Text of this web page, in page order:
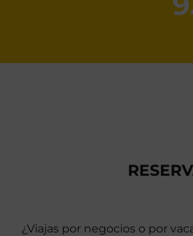
¿Viajas por negocios o por